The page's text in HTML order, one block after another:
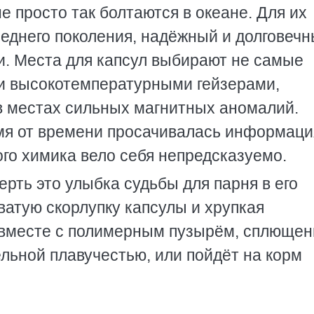
просто так болтаются в океане. Для их
поколения, надёжный и
Места для капсул выбирают не самые
гейзерами,
местах сильных магнитных аномалий.
от времени просачивалась
химика вело себя непредсказуемо.
это улыбка судьбы для парня в его
скорлупку капсулы и хрупкая
вместе с полимерным пузырём,
плавучестью, или пойдёт на корм